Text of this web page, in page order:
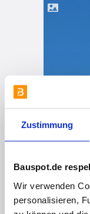
Zustimmung
Bauspot.de
Wir verwenden
personalisieren,